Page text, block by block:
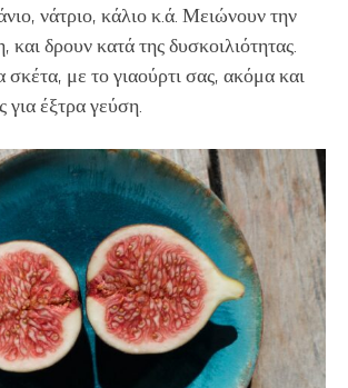
νάτριο, κάλιο κ.ά. Μειώνουν την
και δρουν κατά της δυσκοιλιότητας.
με το γιαούρτι σας, ακόμα και
έξτρα γεύση.